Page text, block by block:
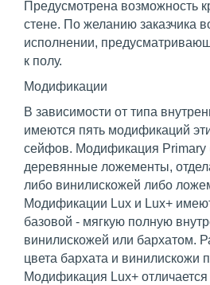
Предусмотрена возможность
стене. По желанию заказчика
исполнении,
к полу.
Модификации
В зависимости от типа
имеются пять модификаций
сейфов. Модификация Primary
деревянные ложементы,
либо винилискожей либо
Модификации Lux и Lux+
базовой - мягкую полную
винилискожей или бархатом.
цвета бархата и винилискожи
Модификация Lux+